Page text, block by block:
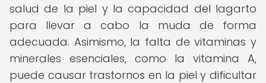
salud de la piel y la capacidad del lagarto
para llevar a cabo la muda de forma
adecuada. Asimismo, la falta de vitaminas y
minerales esenciales, como la vitamina A,
puede causar trastornos en la piel y dificultar